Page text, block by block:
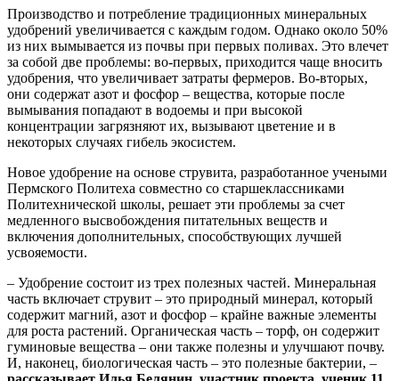
Производство и потребление традиционных минеральных
удобрений увеличивается с каждым годом. Однако около 50%
из них вымывается из почвы при первых поливах. Это влечет
за собой две проблемы: во-первых, приходится чаще вносить
удобрения, что увеличивает затраты фермеров. Во-вторых,
они содержат азот и фосфор – вещества, которые после
вымывания попадают в водоемы и при высокой
концентрации загрязняют их, вызывают цветение и в
некоторых случаях гибель экосистем.
Новое удобрение на основе струвита, разработанное учеными
Пермского Политеха совместно со старшеклассниками
Политехнической школы, решает эти проблемы за счет
медленного высвобождения питательных веществ и
включения дополнительных, способствующих лучшей
усвояемости.
– Удобрение состоит из трех полезных частей. Минеральная
часть включает струвит – это природный минерал, который
содержит магний, азот и фосфор – крайне важные элементы
для роста растений. Органическая часть – торф, он содержит
гуминовые вещества – они также полезны и улучшают почву.
И, наконец, биологическая часть – это полезные бактерии, –